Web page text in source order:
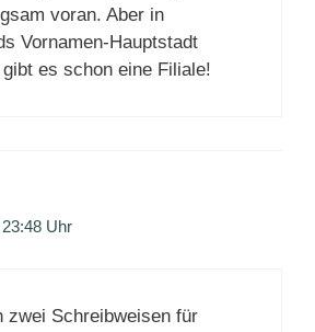
voran. Aber in
Vornamen-Hauptstadt
es schon eine Filiale!
Uhr
zwei Schreibweisen für